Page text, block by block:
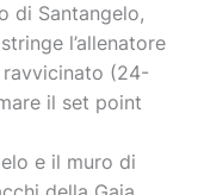
di Santangelo,
l’allenatore
ravvicinato (24-
il set point
e il muro di